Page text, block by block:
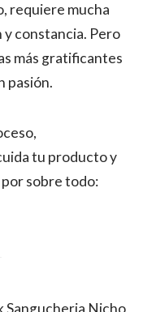
requiere mucha
constancia. Pero
más gratificantes
pasión.
tu producto y
sobre todo:
Sangucheria Nicho